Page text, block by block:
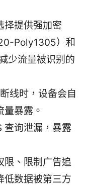
择提供强加密
Poly1305）和
少流量被识别的
线时，设备会自
暴露。
查询泄漏，暴露
限、限制广告追
低数据被第三方